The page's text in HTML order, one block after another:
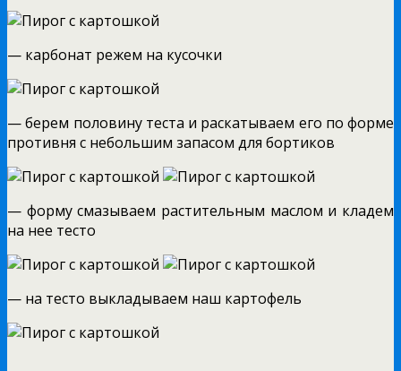
— карбонат режем на кусочки
— берем половину теста и раскатываем его по форме
противня с небольшим запасом для бортиков
— форму смазываем растительным маслом и кладем
на нее тесто
— на тесто выкладываем наш картофель